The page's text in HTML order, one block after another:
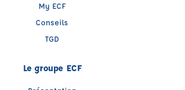
My ECF
Conseils
TGD
Le groupe ECF